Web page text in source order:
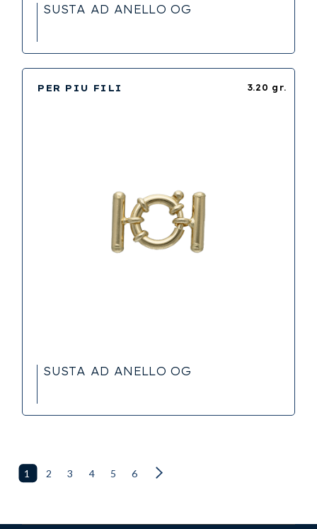
SUSTA AD ANELLO OG
3.20 gr.
PER PIU FILI
SUSTA AD ANELLO OG
1 2 3 4 5 6